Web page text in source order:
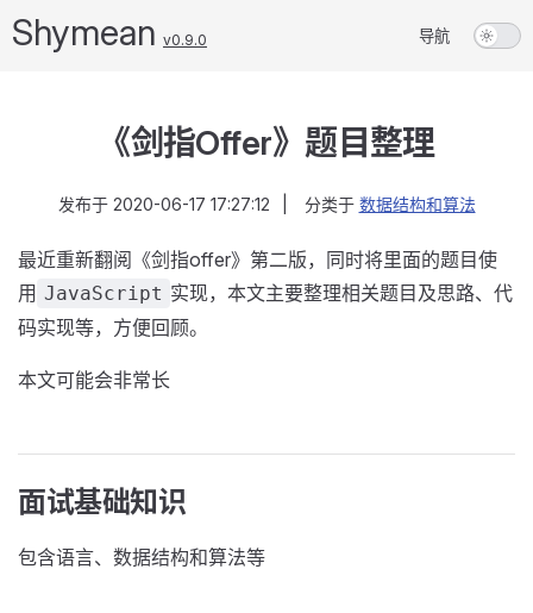
Shymean v0.9.0 导航
《剑指Offer》题目整理
发布于 2020-06-17 17:27:12 分类于 数据结构和算法
最近重新翻阅《剑指offer》第二版，同时将里面的题目使
用 JavaScript 实现，本文主要整理相关题目及思路、代
码实现等，方便回顾。
本文可能会非常长
面试基础知识
包含语言、数据结构和算法等